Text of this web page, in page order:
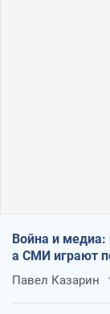
Война и медиа:
а СМИ играют
Павел Казарин